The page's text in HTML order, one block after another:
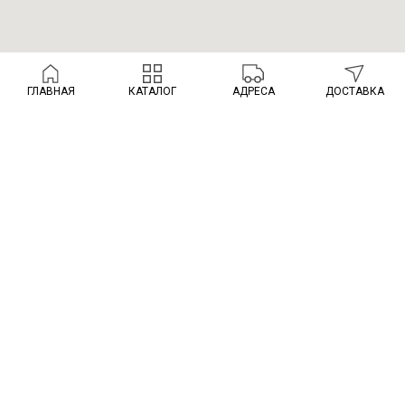
ГЛАВНАЯ КАТАЛОГ АДРЕСА ДОСТАВКА